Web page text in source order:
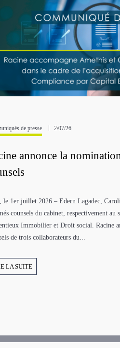
de presse 2/07/26
annonce la
le 1er juillet 2026 – Edern Lagadec,
counsels du cabinet, respectivement au
Immobilier et Droit social. Racine
de trois collaborateurs du...
LA SUITE